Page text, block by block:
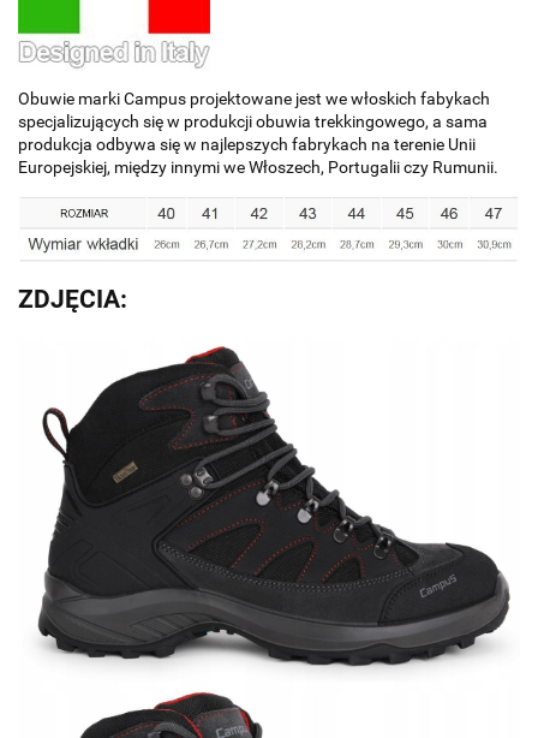
Obuwie marki Campus projektowane jest we włoskich fabykach
specjalizujących się w produkcji obuwia trekkingowego, a sama
produkcja odbywa się w najlepszych fabrykach na terenie Unii
Europejskiej, między innymi we Włoszech, Portugalii czy Rumunii.
ZDJĘCIA: